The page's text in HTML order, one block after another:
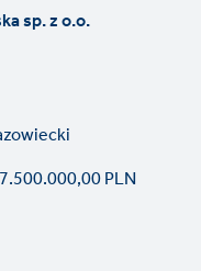
sp. z o.o.
PLN